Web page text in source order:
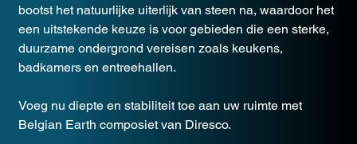
bootst het natuurlijke uiterlijk van steen na, waardoor het
een uitstekende keuze is voor gebieden die een sterke,
duurzame ondergrond vereisen zoals keukens,
badkamers en entreehallen.
Voeg nu diepte en stabiliteit toe aan uw ruimte met
Belgian Earth composiet van Diresco.